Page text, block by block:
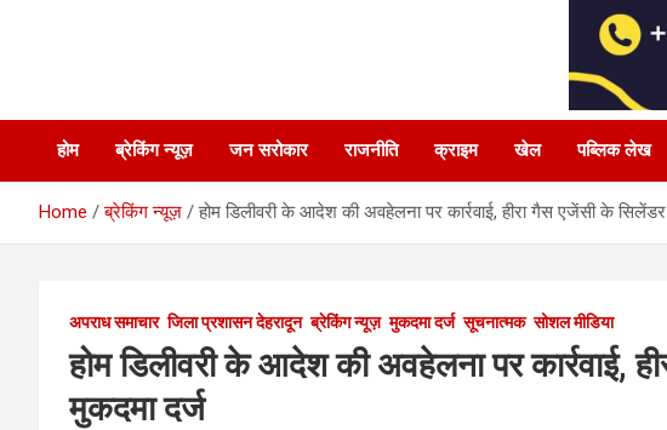
होम ब्रेकिंग न्यूज़ जन सरोकार राजनीति क्राइम खेल पब्लिक लेख
Home ब्रेकिंग न्यूज़ होम डिलीवरी के आदेश की अवहेलना पर कार्रवाई, हीरा गैस एजेंसी के
अपराध समाचार जिला प्रशासन देहरादून ब्रेकिंग न्यूज़ मुकदमा दर्ज सूचनात्मक सोशल मीडिया
होम डिलीवरी के आदेश की अवहेलना पर कार्रवाई,
मुकदमा दर्ज